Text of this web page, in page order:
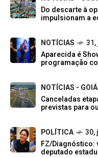
Do descarte à
impulsionam a
NOTÍCIAS
Aparecida é
programação
NOTÍCIAS -
Canceladas
previstas para
POLÍTICA
30,
FZ/Diagnóstico:
deputado